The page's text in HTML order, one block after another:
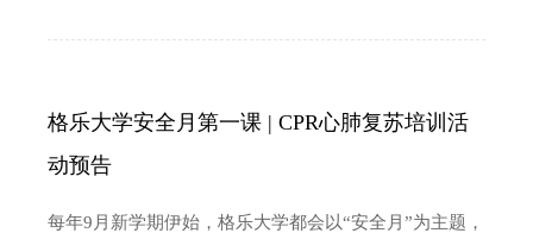
格乐大学安全月第一课 | CPR心肺复苏培训活
动预告
每年9月新学期伊始，格乐大学都会以“安全月”为主题，